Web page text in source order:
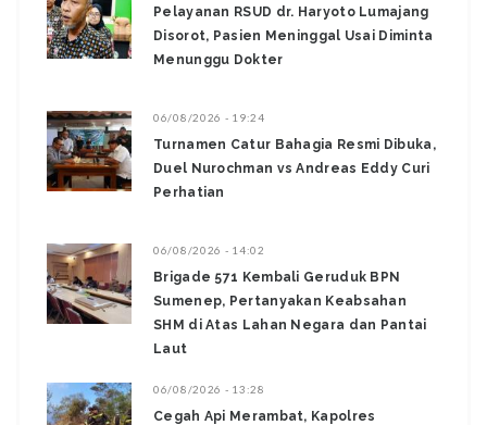
Pelayanan RSUD dr. Haryoto Lumajang
Disorot, Pasien Meninggal Usai Diminta
Menunggu Dokter
06/08/2026 - 19:24
Turnamen Catur Bahagia Resmi Dibuka,
Duel Nurochman vs Andreas Eddy Curi
Perhatian
06/08/2026 - 14:02
Brigade 571 Kembali Geruduk BPN
Sumenep, Pertanyakan Keabsahan
SHM di Atas Lahan Negara dan Pantai
Laut
06/08/2026 - 13:28
‎Cegah Api Merambat, Kapolres